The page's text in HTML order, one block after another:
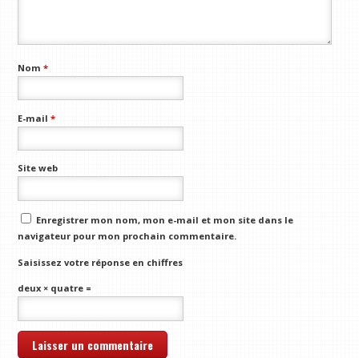
Nom*
E-mail*
Site web
Enregistrer mon nom, mon e-mail et mon site dans le
navigateur pour mon prochain commentaire.
Saisissez votre réponse en chiffres
deux × quatre =